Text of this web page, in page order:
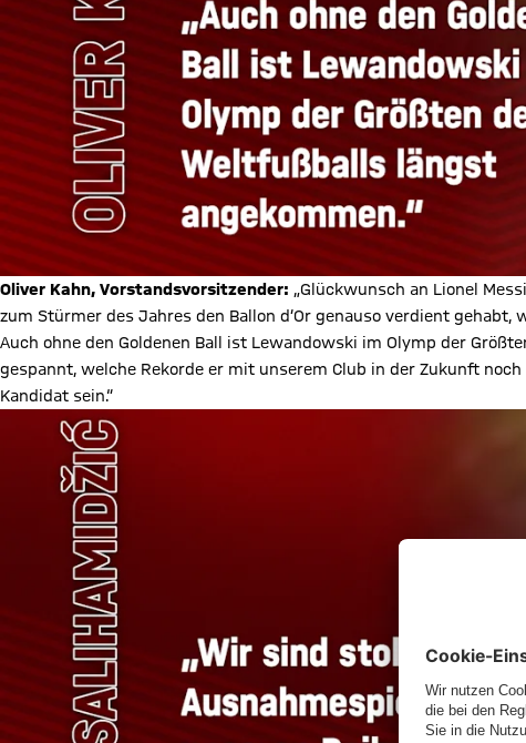
Oliver Kahn, Vorstandsvorsitzender: „Glückwunsch an Lionel Messi
zum Stürmer des Jahres den Ballon d‘Or genauso verdient
Auch ohne den Goldenen Ball ist Lewandowski im Olymp der
gespannt, welche Rekorde er mit unserem Club in der Zukunft
Kandidat sein.“